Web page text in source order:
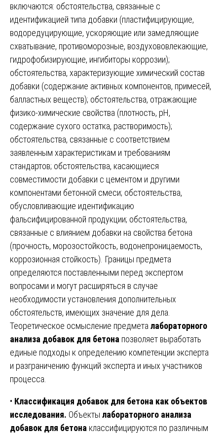
включаются: обстоятельства, связанные с
идентификацией типа добавки (пластифицирующие,
водоредуцирующие, ускоряющие или замедляющие
схватывание, противоморозные, воздухововлекающие,
гидрофобизирующие, ингибиторы коррозии);
обстоятельства, характеризующие химический состав
добавки (содержание активных компонентов, примесей,
балластных веществ); обстоятельства, отражающие
физико-химические свойства (плотность, pH,
содержание сухого остатка, растворимость);
обстоятельства, связанные с соответствием
заявленным характеристикам и требованиям
стандартов; обстоятельства, касающиеся
совместимости добавки с цементом и другими
компонентами бетонной смеси; обстоятельства,
обусловливающие идентификацию
фальсифицированной продукции; обстоятельства,
связанные с влиянием добавки на свойства бетона
(прочность, морозостойкость, водонепроницаемость,
коррозионная стойкость). Границы предмета
определяются поставленными перед экспертом
вопросами и могут расширяться в случае
необходимости установления дополнительных
обстоятельств, имеющих значение для дела.
Теоретическое осмысление предмета лабораторного
анализа добавок для бетона позволяет выработать
единые подходы к определению компетенции эксперта
и разграничению функций эксперта и иных участников
процесса.
• Классификация добавок для бетона как объектов
исследования. Объекты лабораторного анализа
добавок для бетона классифицируются по различным